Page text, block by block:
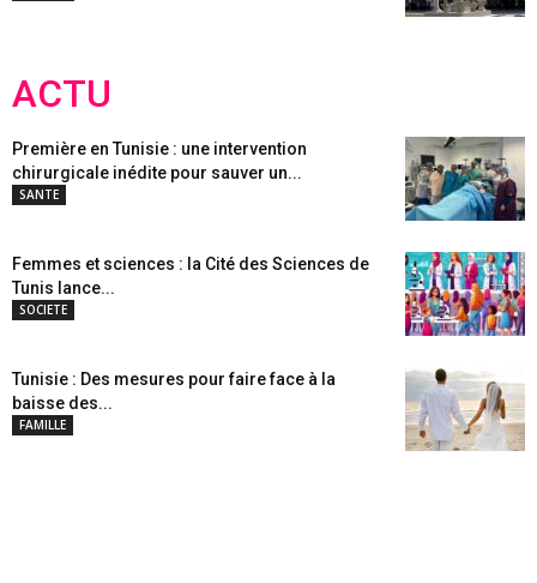
ACTU
Première en Tunisie : une intervention
chirurgicale inédite pour sauver un...
SANTE
Femmes et sciences : la Cité des Sciences de
Tunis lance...
SOCIETE
Tunisie : Des mesures pour faire face à la
baisse des...
FAMILLE